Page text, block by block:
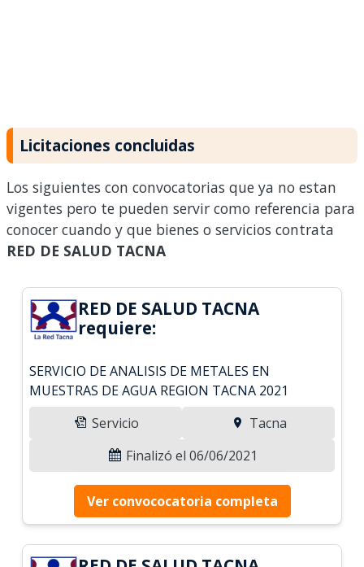
Licitaciones concluidas
Los siguientes con convocatorias que ya no estan
vigentes pero te pueden servir como referencia para
conocer cuando y que bienes o servicios contrata
RED DE SALUD TACNA
RED DE SALUD TACNA
requiere:
SERVICIO DE ANALISIS DE METALES EN
MUESTRAS DE AGUA REGION TACNA 2021
Servicio
Tacna
Finalizó el 06/06/2021
Ver convococatoria completa